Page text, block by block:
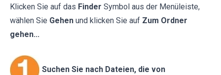
Klicken Sie auf das Finder Symbol aus der Menüleiste,
wählen Sie Gehen und klicken Sie auf Zum Ordner
gehen...
Suchen Sie nach Dateien, die von